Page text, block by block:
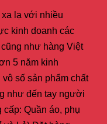
lạ với nhiều
kinh doanh các
như hàng Việt
5 năm kinh
số sản phẩm chất
như đến tay người
Quần áo, phụ